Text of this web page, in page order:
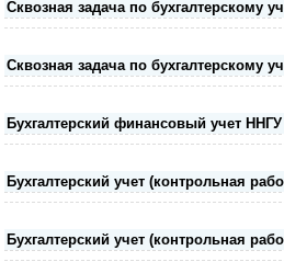
Сквозная задача по бухгалтерскому
Сквозная задача по бухгалтерскому
Бухгалтерский финансовый учет
Бухгалтерский учет (контрольная
Бухгалтерский учет (контрольная